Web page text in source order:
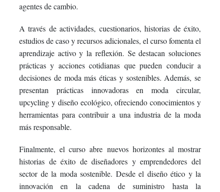
agentes de cambio.
A través de actividades, cuestionarios, historias de éxito,
estudios de caso y recursos adicionales, el curso fomenta el
aprendizaje activo y la reflexión. Se destacan soluciones
prácticas y acciones cotidianas que pueden conducir a
decisiones de moda más éticas y sostenibles. Además, se
presentan prácticas innovadoras en moda circular,
upcycling y diseño ecológico, ofreciendo conocimientos y
herramientas para contribuir a una industria de la moda
más responsable.
Finalmente, el curso abre nuevos horizontes al mostrar
historias de éxito de diseñadores y emprendedores del
sector de la moda sostenible. Desde el diseño ético y la
innovación en la cadena de suministro hasta la